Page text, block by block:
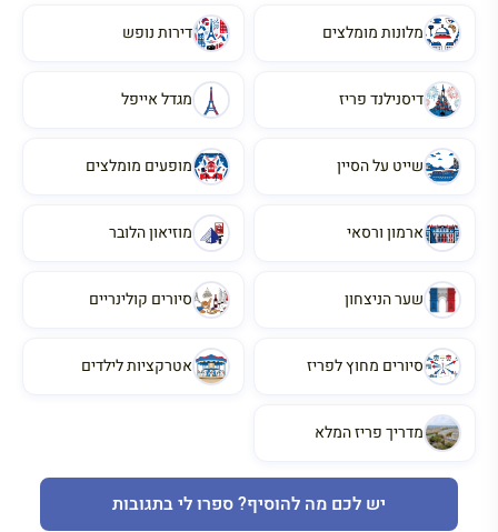
מלונות מומלצים דירות נופש
דיסנילנד פריז מגדל אייפל
שייט על הסיין מופעים מומלצים
ארמון ורסאי מוזיאון הלובר
שער הניצחון סיורים קולינריים
סיורים מחוץ לפריז אטרקציות לילדים
מדריך פריז המלא
יש לכם מה להוסיף? ספרו לי בתגובות